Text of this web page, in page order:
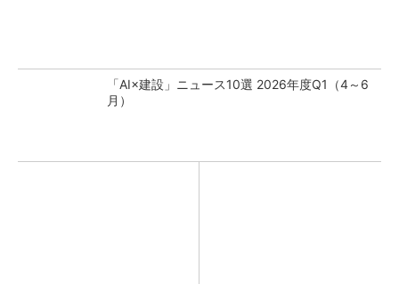
「AI×建設」ニュース10選 2026年度Q1（4～6
月）